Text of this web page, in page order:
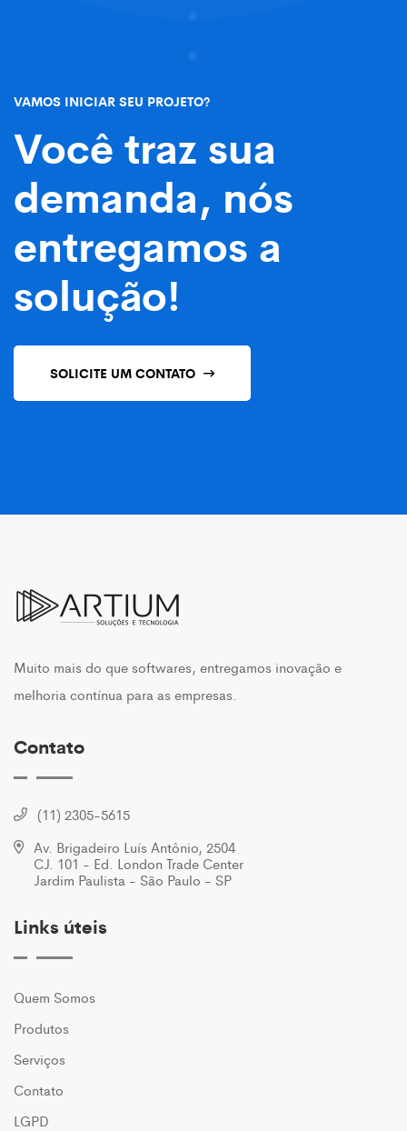
VAMOS INICIAR SEU PROJETO?
Você traz sua
demanda, nós
entregamos a
solução!
SOLICITE UM CONTATO
Muito mais do que softwares, entregamos inovação e
melhoria contínua para as empresas.
Contato
(11) 2305-5615
Av. Brigadeiro Luís Antônio, 2504
CJ. 101 - Ed. London Trade Center
Jardim Paulista - São Paulo - SP
Links úteis
Quem Somos
Produtos
Serviços
Contato
LGPD